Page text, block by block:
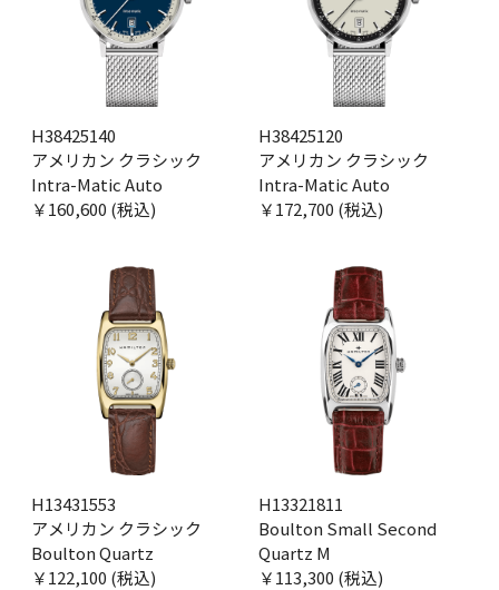
H38425140
アメリカン クラシック
Intra-Matic Auto
￥160,600 (税込)
H38425120
アメリカン クラシック
Intra-Matic Auto
￥172,700 (税込)
H13431553
アメリカン クラシック
Boulton Quartz
￥122,100 (税込)
H13321811
Boulton Small Second
Quartz M
￥113,300 (税込)